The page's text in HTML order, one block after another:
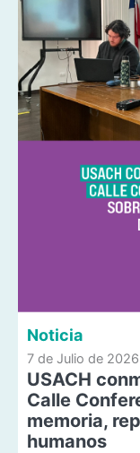
Noticia
7 de Julio de 2026
USACH
Calle
memoria,
humanos